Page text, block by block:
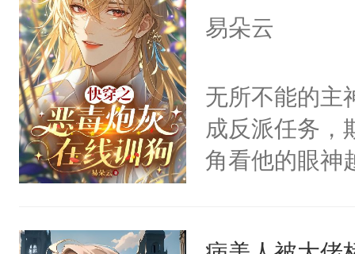
用力——为你
易朵云
无所不能的主
成反派任务，
角看他的眼